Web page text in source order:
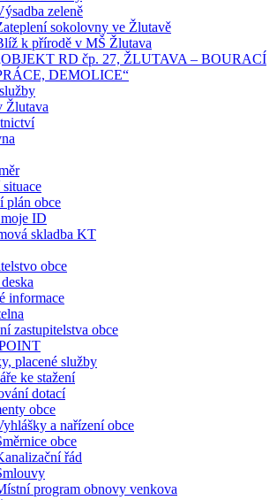
zeleně
sokolovny ve Žlutavě
k přírodě v MŠ Žlutava
RD čp. 27, ŽLUTAVA – BOURACÍ
DEMOLICE“
Žlutava
plán obce
ID
skladba KT
obce
informace
zastupitelstva obce
placené služby
ke stažení
dotací
obce
a nařízení obce
obce
řád
program obnovy venkova